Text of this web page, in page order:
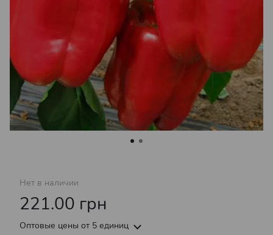
Нет в наличии
221.00 грн
Оптовые цены от 5 единиц